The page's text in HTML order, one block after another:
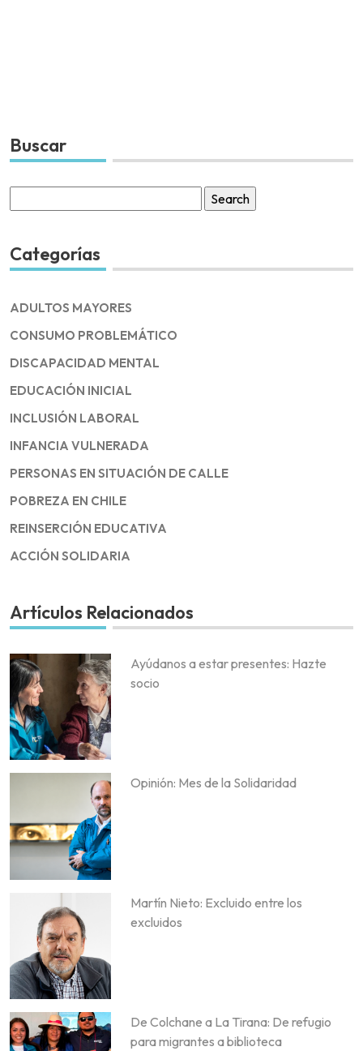
Buscar
for:
Categorías
ADULTOS MAYORES
CONSUMO PROBLEMÁTICO
DISCAPACIDAD MENTAL
EDUCACIÓN INICIAL
INCLUSIÓN LABORAL
INFANCIA VULNERADA
PERSONAS EN SITUACIÓN DE CALLE
POBREZA EN CHILE
REINSERCIÓN EDUCATIVA
ACCIÓN SOLIDARIA
Artículos Relacionados
Ayúdanos a estar presentes: Hazte
socio
Opinión: Mes de la Solidaridad
Martín Nieto: Excluido entre los
excluidos
De Colchane a La Tirana: De refugio
para migrantes a biblioteca